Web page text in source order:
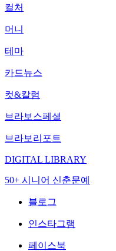
컬처
머니
테마
카드뉴스
컷&칼럼
브라보스페셜
브라보리포트
DIGITAL LIBRARY
50+ 시니어 신춘문예
블로그
인스타그램
페이스북